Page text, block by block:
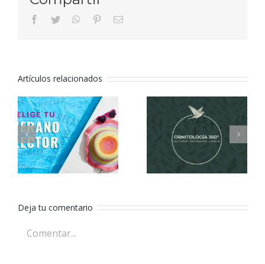
facebooktwitter whatsapppinterestCorreo
Artículos relacionados
Elige tu
verano
lector
Ornitología
360º
Deja tu comentario
Comentar